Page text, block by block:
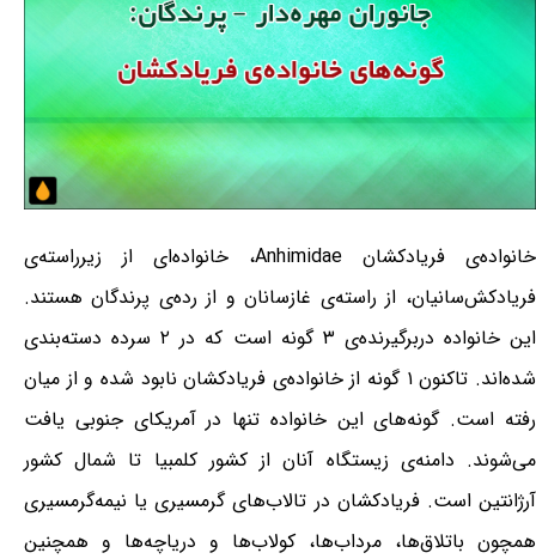
خانواده‌ی فریادکشان Anhimidae، خانواده‌ای از زیرراسته‌ی
فریادکش‌سانیان، از راسته‌ی غازسانان و از رده‌ی پرندگان هستند.
این خانواده دربرگیرنده‌ی ۳ گونه است که در ۲ سرده دسته‌بندی
شده‌اند. تاکنون ۱ گونه از خانواده‌ی فریادکشان نابود شده و از میان
رفته است. گونه‌های این خانواده تنها در آمریکای جنوبی یافت
می‌شوند. دامنه‌ی زیستگاه آنان از کشور کلمبیا تا شمال کشور
آرژانتین است. فریادکشان در تالاب‌های گرمسیری یا نیمه‌گرمسیری
همچون باتلاق‌ها، مرداب‌ها، کولاب‌ها و دریاچه‌ها و همچنین